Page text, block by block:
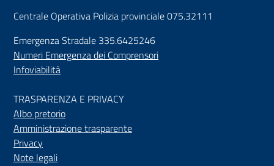
Centrale Operativa Polizia provinciale 075.32111
Emergenza Stradale 335.6425246
Numeri Emergenza dei Comprensori
Infoviabilità
TRASPARENZA E PRIVACY
Albo pretorio
Amministrazione trasparente
Privacy
Note legali